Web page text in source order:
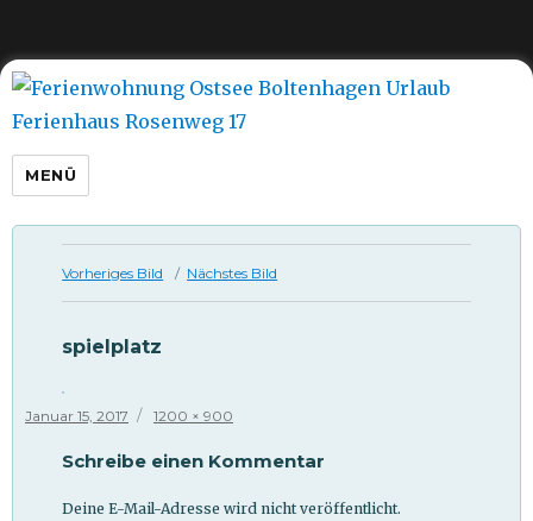
Ferienwohnung Ostsee
Boltenhagen Urlaub Ferienhaus
Rosenweg 17
MENÜ
Vorheriges Bild Nächstes Bild
spielplatz
Veröffentlicht
Januar 15, 2017 Originalgröße
1200 × 900
Schreibe einen Kommentar
Deine E-Mail-Adresse wird nicht veröffentlicht.